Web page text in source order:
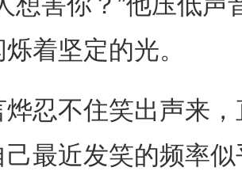
着坚定的光。
不住笑出声来，
最近发笑的频率